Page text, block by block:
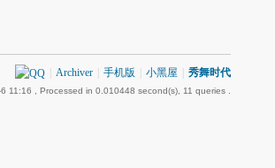
Archiver 手机版 小黑屋 秀舞时代
11:16 , Processed in 0.010448 second(s), 11 queries .